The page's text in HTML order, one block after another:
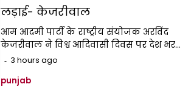
लड़ाई- केजरीवाल
आम आदमी पार्टी के राष्ट्रीय संयोजक अरविंद
केजरीवाल ने विश्व आदिवासी दिवस पर देश भर…
3 hours ago
punjab